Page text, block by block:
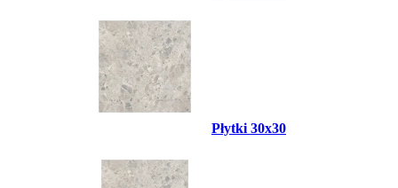
Płytki 30x30